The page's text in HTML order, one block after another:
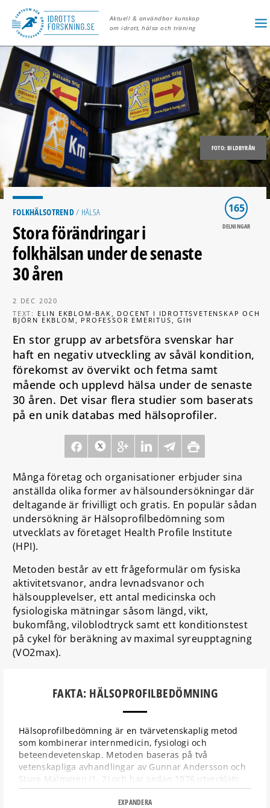
Aktuell & användbar kunskap
om idrott, hälsa och träning
FOTO: BILDBYRÅN
165
DELNINGAR
FOLKHÄLSOTREND/ HÄLSA
Stora förändringar i
folkhälsan under de senaste
30 åren
2 DEC 2020
TEXT: ELIN EKBLOM-BAK, DOCENT I IDROTTSVETENSKAP OCH
BJÖRN EKBLOM, PROFESSOR EMERITUS, GIH
En stor grupp av arbetsföra svenskar har
haft en negativ utveckling av såväl kondition,
förekomst av övervikt och fetma samt
mående och upplevd hälsa under de senaste
30 åren. Det visar flera studier som baserats
på en unik databas med hälsoprofiler.
Många företag och organisationer erbjuder sina
anställda olika former av hälsoundersökningar där
deltagande är frivilligt och gratis. En populär sådan
undersökning är Hälsoprofilbedömning som
utvecklats av företaget Health Profile Institute
(HPI).
Metoden består av ett frågeformulär om fysiska
aktivitetsvanor, andra levnadsvanor och
hälsoupplevelser, ett antal medicinska och
fysiologiska mätningar såsom längd, vikt,
bukomfång, viloblodtryck samt ett konditionstest
på cykel för beräkning av maximal syreupptagning
(VO2max).
FAKTA: HÄLSOPROFILBEDÖMNING
Hälsoprofilbedömning är en tvärvetenskaplig metod
som kombinerar internmedicin, fysiologi och
beteendevetenskap. Metoden baseras på två
vetenskapliga avhandlingar av Gunnar Andersson och
Sture Malmgren (1, 2) och har sedan 1976 utvecklats
vidare av företaget Health Profile Institute.
EXPANDERA